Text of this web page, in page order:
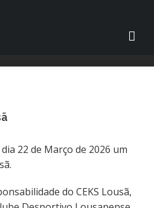
22 de Março de 2026 um
do CEKS Lousã,